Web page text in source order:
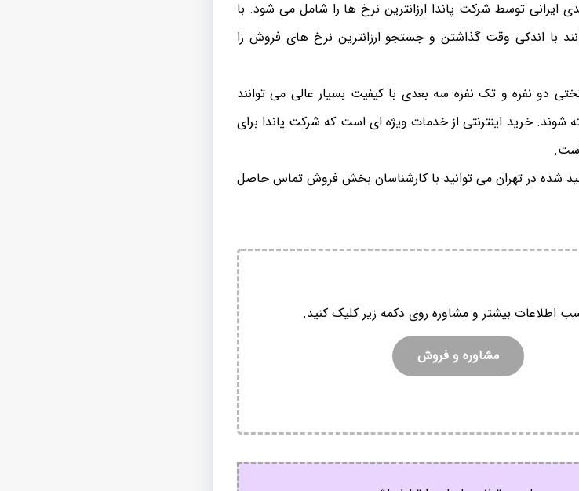
توسط شرکت پاندا ارزانترین نرخ ها را شامل می شود. با
با اندکی وقت گذاشتن و جستجو ارزانترین نرخ های فروش را
دو نفره و تک نفره سه بعدی با کیفیت بسیار عالی می توانند
شوند. خرید اینترنتی از خدمات ویژه ای است که شرکت پاندا برای
شده در تهران می توانید با کارشناسان بخش فروش تماس حاصل
اطلاعات بیشتر و مشاوره روی دکمه زیر کلیک کنید.
مشاوره و فروش